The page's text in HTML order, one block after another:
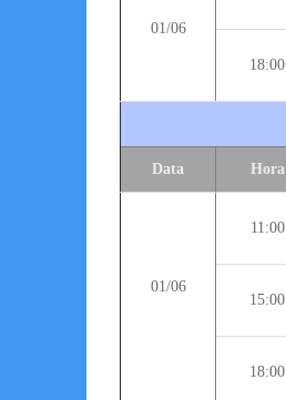
01/06
18:00
Data Hora
01/06
11:00
15:00
18:00